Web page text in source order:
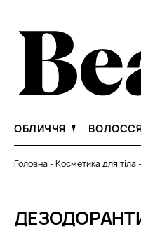
ОБЛИЧЧЯ
Головна-Косметика для тіла-